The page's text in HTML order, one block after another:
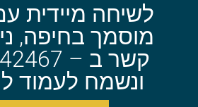
לשיחה מיידית
מוסמך בחיפה,
קשר ב –
ונשמח לעמוד